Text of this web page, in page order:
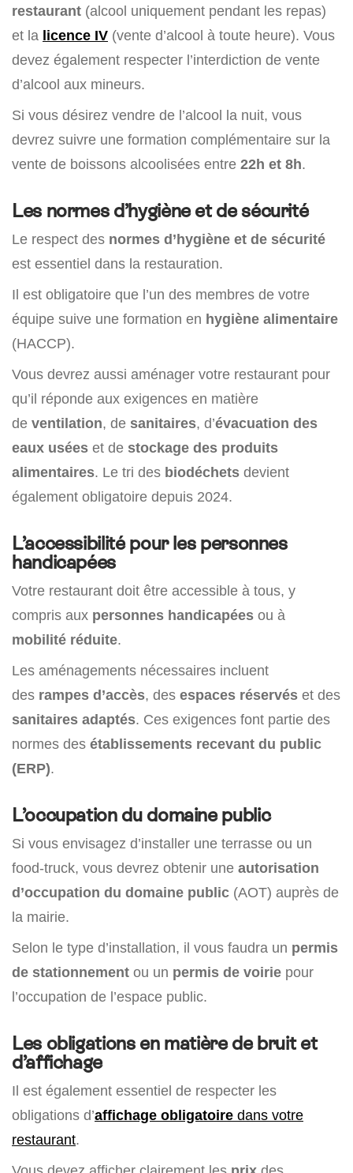
restaurant (alcool uniquement pendant les repas)
et la licence IV (vente d’alcool à toute heure). Vous
devez également respecter l’interdiction de vente
d’alcool aux mineurs.
Si vous désirez vendre de l’alcool la nuit, vous
devrez suivre une formation complémentaire sur la
vente de boissons alcoolisées entre 22h et 8h.
Les normes d’hygiène et de sécurité
Le respect des normes d’hygiène et de sécurité
est essentiel dans la restauration.
Il est obligatoire que l’un des membres de votre
équipe suive une formation en hygiène alimentaire
(HACCP).
Vous devrez aussi aménager votre restaurant pour
qu’il réponde aux exigences en matière
de ventilation, de sanitaires, d’évacuation des
eaux usées et de stockage des produits
alimentaires. Le tri des biodéchets devient
également obligatoire depuis 2024.
L’accessibilité pour les personnes
handicapées
Votre restaurant doit être accessible à tous, y
compris aux personnes handicapées ou à
mobilité réduite.
Les aménagements nécessaires incluent
des rampes d’accès, des espaces réservés et des
sanitaires adaptés. Ces exigences font partie des
normes des établissements recevant du public
(ERP).
L’occupation du domaine public
Si vous envisagez d’installer une terrasse ou un
food-truck, vous devrez obtenir une autorisation
d’occupation du domaine public (AOT) auprès de
la mairie.
Selon le type d’installation, il vous faudra un permis
de stationnement ou un permis de voirie pour
l’occupation de l’espace public.
Les obligations en matière de bruit et
d’affichage
Il est également essentiel de respecter les
obligations d’affichage obligatoire dans votre
restaurant.